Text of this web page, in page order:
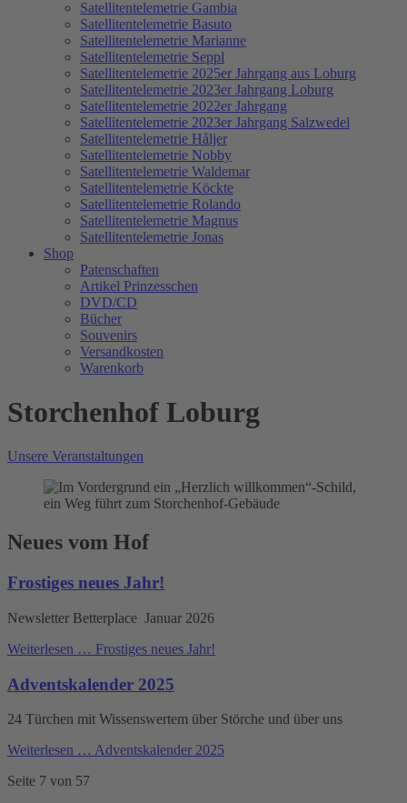
Satellitentelemetrie Gambia
Satellitentelemetrie Basuto
Satellitentelemetrie Marianne
Satellitentelemetrie Seppl
Satellitentelemetrie 2025er Jahrgang aus Loburg
Satellitentelemetrie 2023er Jahrgang Loburg
Satellitentelemetrie 2022er Jahrgang
Satellitentelemetrie 2023er Jahrgang Salzwedel
Satellitentelemetrie Håljer
Satellitentelemetrie Nobby
Satellitentelemetrie Waldemar
Satellitentelemetrie Köckte
Satellitentelemetrie Rolando
Satellitentelemetrie Magnus
Satellitentelemetrie Jonas
Shop
Patenschaften
Artikel Prinzesschen
DVD/CD
Bücher
Souvenirs
Versandkosten
Warenkorb
Storchenhof Loburg
Unsere Veranstaltungen
Neues vom Hof
Frostiges neues Jahr!
Newsletter Betterplace Januar 2026
Weiterlesen … Frostiges neues Jahr!
Adventskalender 2025
24 Türchen mit Wissenswertem über Störche und über uns
Weiterlesen … Adventskalender 2025
Seite 7 von 57